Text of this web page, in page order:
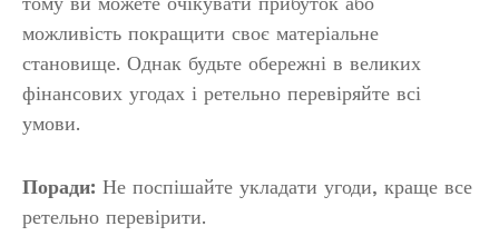
можливість покращити своє матеріальне
становище. Однак будьте обережні в великих
фінансових угодах і ретельно перевіряйте всі
умови.
Поради: Не поспішайте укладати угоди, краще все
ретельно перевірити.